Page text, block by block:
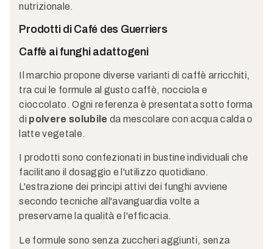
nutrizionale.
Prodotti di Café des Guerriers
Caffè ai funghi adattogeni
Il marchio propone diverse varianti di caffè arricchiti,
tra cui le formule al gusto caffè, nocciola e
cioccolato. Ogni referenza è presentata sotto forma
di polvere solubile da mescolare con acqua calda o
latte vegetale.
I prodotti sono confezionati in bustine individuali che
facilitano il dosaggio e l'utilizzo quotidiano.
L'estrazione dei principi attivi dei funghi avviene
secondo tecniche all'avanguardia volte a
preservarne la qualità e l'efficacia.
Le formule sono senza zuccheri aggiunti, senza